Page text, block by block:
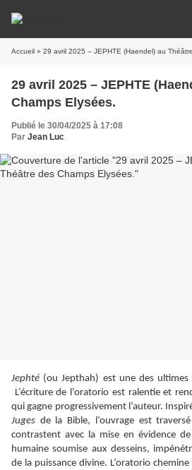
Accueil » 29 avril 2025 – JEPHTE (Haendel) au
29 avril 2025 – JEPHTE
Champs Elysées.
Publié le 30/04/2025 à 17:08
Par Jean Luc
Jephté (ou Jepthah) est une des ultimes
L’écriture de l’oratorio est ralentie et
qui gagne progressivement l’auteur.
Juges de la Bible, l’ouvrage est
contrastent avec la mise en évidence
humaine soumise aux desseins,
de la puissance divine. L’oratorio